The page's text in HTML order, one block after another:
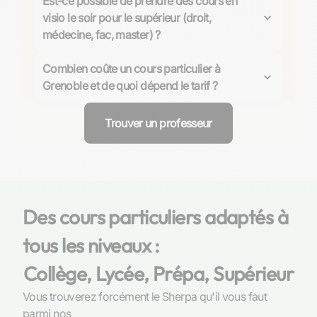
stratégie de concours. Vous travaillez la rigueur, la
vitesse et la méthode, surtout en maths, physique et
langues.
visio le soir pour le supérieur (droit,
médecine, fac, master) ?
selon les disponibilités du professeur. Les Sherpas
convient bien aux emplois du temps chargés,
notamment en droit, médecine, économie ou sciences.
Combien coûte un cours particulier à
Grenoble et de quoi dépend le tarif ?
Le tarif dépend de la matière, du niveau (primaire,
professeur. Les Sherpas affichent le prix sur le profil,
ce qui vous aide à choisir un bon rapport qualité-prix
Trouver un professeur
Des cours particuliers adaptés à
tous les niveaux :
Collège, Lycée, Prépa, Supérieur
Vous trouverez forcément le Sherpa qu'il vous faut
parmi nos